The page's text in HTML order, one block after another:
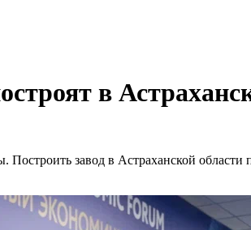
в
завод в Астраханской области